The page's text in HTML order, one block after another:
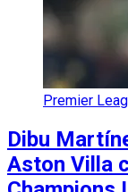
Premier
Dibu
Aston Villa